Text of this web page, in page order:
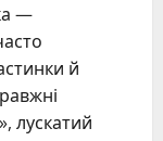
—
й
лускатий